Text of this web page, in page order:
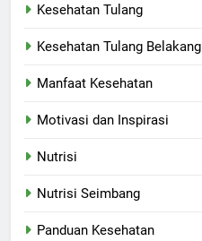
Kesehatan Tulang
Kesehatan Tulang Belakang
Manfaat Kesehatan
Motivasi dan Inspirasi
Nutrisi
Nutrisi Seimbang
Panduan Kesehatan